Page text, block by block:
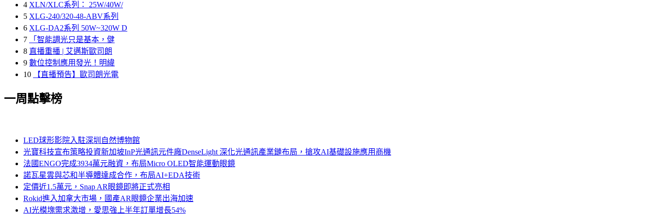
4 XLN/XLC系列： 25W/40W/
5 XLG-240/320-48-ABV系列
6 XLG-DA2系列 50W~320W D
7
「智能調光只是基本，健
8 直播重播 | 艾邁斯歐司朗
9 數位控制應用發光！明緯
10
【直播預告】歐司朗光電
一周點擊榜
LED球形影院入駐深圳自然博物館
光寶科技宣布策略投資新加坡InP光通訊元件廠DenseLight 深化光通訊產業鏈布局，搶攻AI基礎設施應用商機
法國ENGO完成3934萬元融資，布局Micro OLED智能運動眼鏡
諾瓦星雲與芯和半導體達成合作，布局AI+EDA技術
定價近1.5萬元，Snap AR眼鏡即將正式亮相
Rokid進入加拿大市場，國產AR眼鏡企業出海加速
AI光模塊需求激增，愛思強上半年訂單增長54%